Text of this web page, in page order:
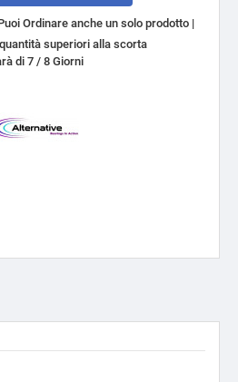
Ordinare anche un solo prodotto |
superiori alla scorta
di 7 / 8 Giorni